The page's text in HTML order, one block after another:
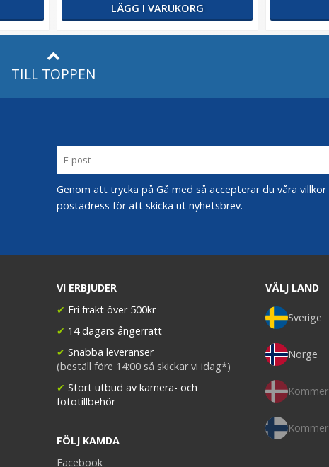
LÄGG I VARUKORG
TILL TOPPEN
Genom att trycka på Gå med så accepterar du våra
postadress för att skicka ut nyhetsbrev.
VI ERBJUDER
✔ Fri frakt över 500kr
✔ 14 dagars ångerrätt
✔ Snabba leveranser
(beställ före 14:00 så skickar vi idag*)
✔ Stort utbud av kamera- och
fototillbehör
FÖLJ KAMDA
Facebook
VÄLJ LAND
Sverige
Norge